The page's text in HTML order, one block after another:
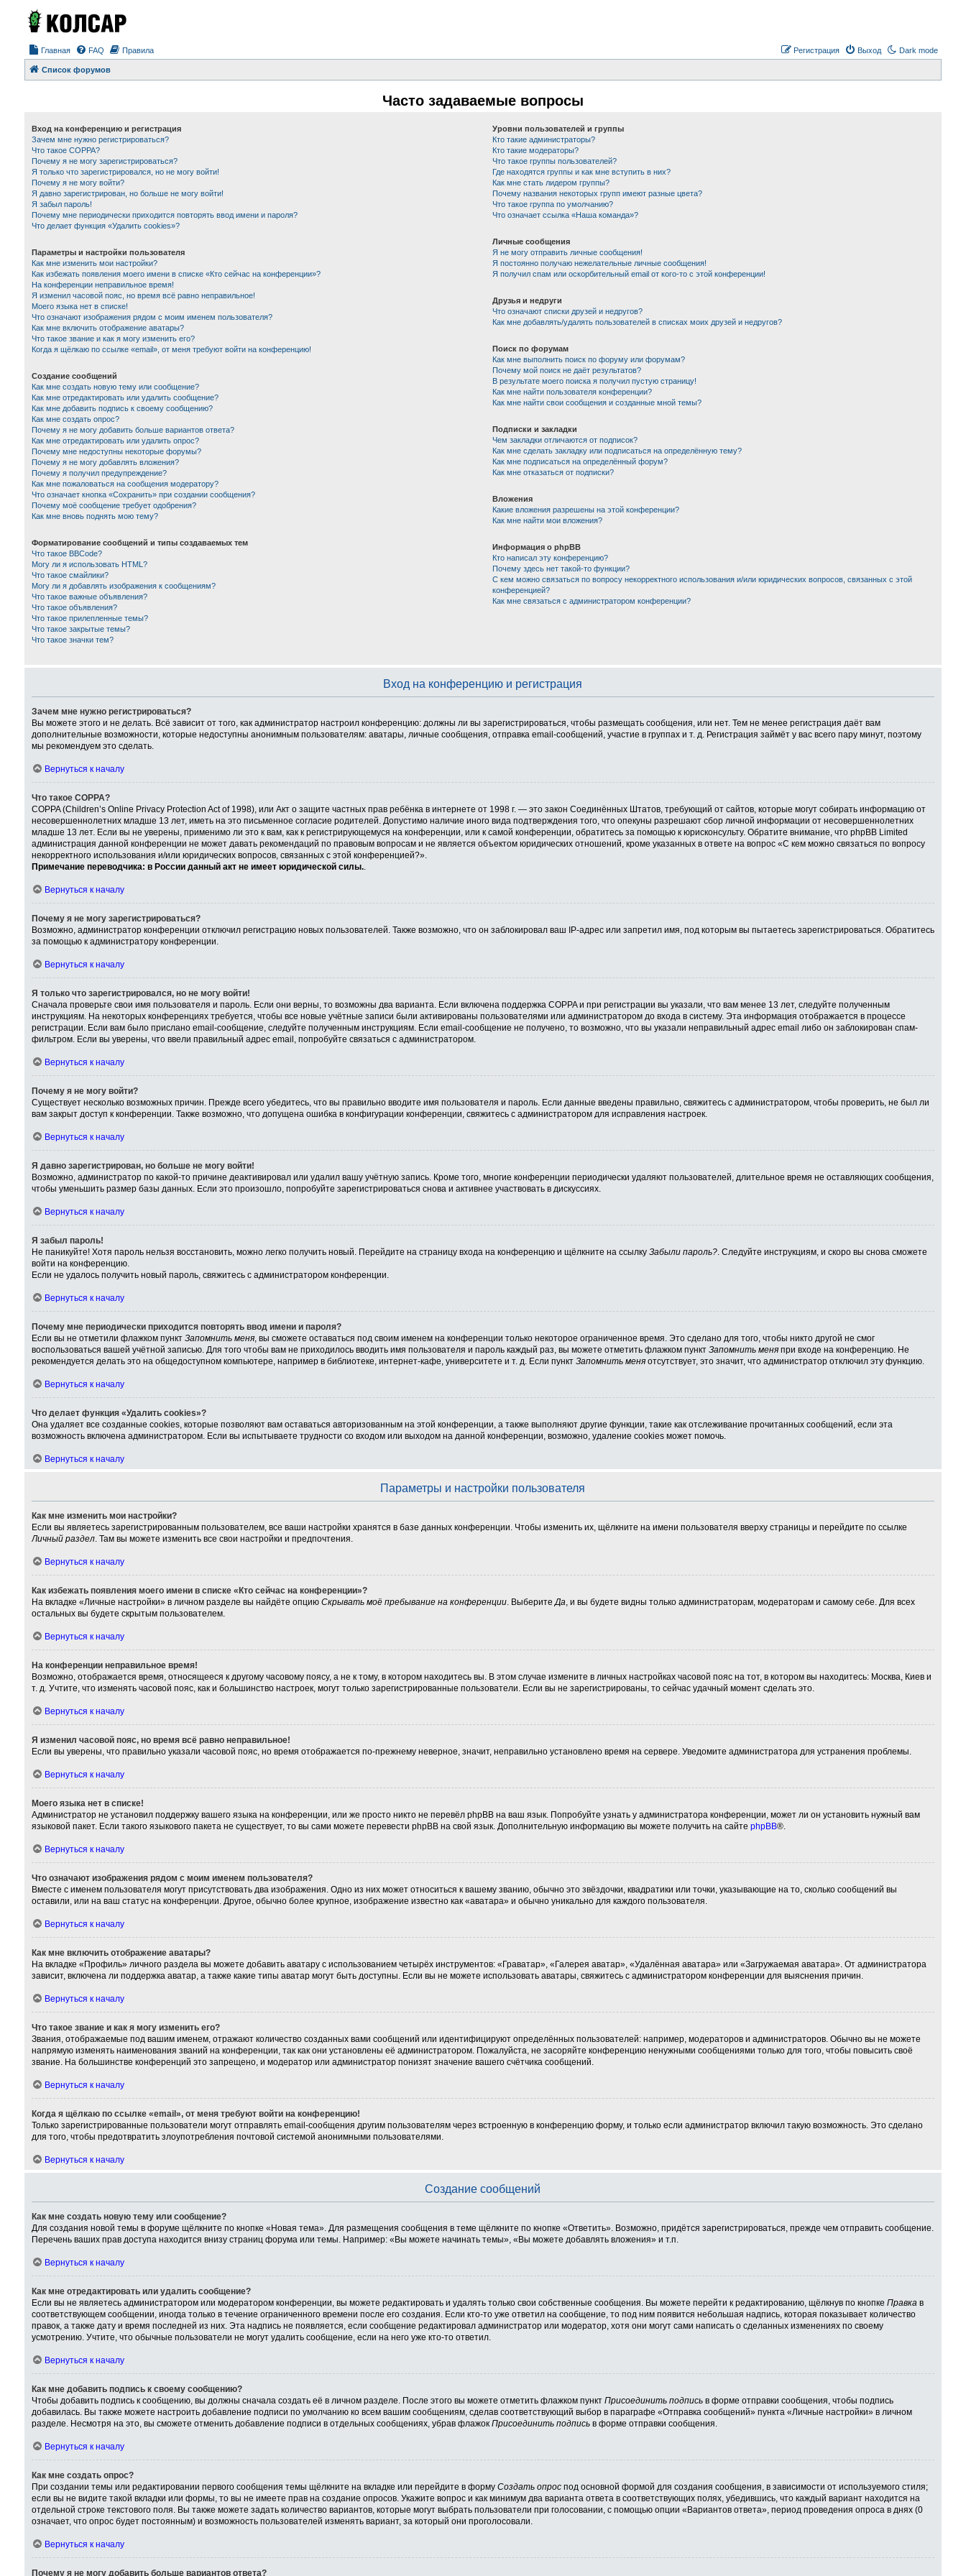
Главная Dark mode
FAQ Правила Выход
Регистрация
Список форумов
Часто задаваемые вопросы
Вход на конференцию и регистрация
Зачем мне нужно регистрироваться?
Что такое COPPA?
Почему я не могу зарегистрироваться?
Я только что зарегистрировался, но не могу войти!
Почему я не могу войти?
Я давно зарегистрирован, но больше не могу войти!
Я забыл пароль!
Почему мне периодически приходится повторять ввод имени и пароля?
Что делает функция «Удалить cookies»?
Параметры и настройки пользователя
Как мне изменить мои настройки?
Как избежать появления моего имени в списке «Кто сейчас на конференции»?
На конференции неправильное время!
Я изменил часовой пояс, но время всё равно неправильное!
Моего языка нет в списке!
Что означают изображения рядом с моим именем пользователя?
Как мне включить отображение аватары?
Что такое звание и как я могу изменить его?
Когда я щёлкаю по ссылке «email», от меня требуют войти на конференцию!
Создание сообщений
Как мне создать новую тему или сообщение?
Как мне отредактировать или удалить сообщение?
Как мне добавить подпись к своему сообщению?
Как мне создать опрос?
Почему я не могу добавить больше вариантов ответа?
Как мне отредактировать или удалить опрос?
Почему мне недоступны некоторые форумы?
Почему я не могу добавлять вложения?
Почему я получил предупреждение?
Как мне пожаловаться на сообщения модератору?
Что означает кнопка «Сохранить» при создании сообщения?
Почему моё сообщение требует одобрения?
Как мне вновь поднять мою тему?
Форматирование сообщений и типы создаваемых тем
Что такое BBCode?
Могу ли я использовать HTML?
Что такое смайлики?
Могу ли я добавлять изображения к сообщениям?
Что такое важные объявления?
Что такое объявления?
Что такое прилепленные темы?
Что такое закрытые темы?
Что такое значки тем?
Уровни пользователей и группы
Кто такие администраторы?
Кто такие модераторы?
Что такое группы пользователей?
Где находятся группы и как мне вступить в них?
Как мне стать лидером группы?
Почему названия некоторых групп имеют разные цвета?
Что такое группа по умолчанию?
Что означает ссылка «Наша команда»?
Личные сообщения
Я не могу отправить личные сообщения!
Я постоянно получаю нежелательные личные сообщения!
Я получил спам или оскорбительный email от кого-то с этой конференции!
Друзья и недруги
Что означают списки друзей и недругов?
Как мне добавлять/удалять пользователей в списках моих друзей и недругов?
Поиск по форумам
Как мне выполнить поиск по форуму или форумам?
Почему мой поиск не даёт результатов?
В результате моего поиска я получил пустую страницу!
Как мне найти пользователя конференции?
Как мне найти свои сообщения и созданные мной темы?
Подписки и закладки
Чем закладки отличаются от подписок?
Как мне сделать закладку или подписаться на определённую тему?
Как мне подписаться на определённый форум?
Как мне отказаться от подписки?
Вложения
Какие вложения разрешены на этой конференции?
Как мне найти мои вложения?
Информация о phpBB
Кто написал эту конференцию?
Почему здесь нет такой-то функции?
С кем можно связаться по вопросу некорректного использования и/или юридических вопросов, связанных с этой
конференцией?
Как мне связаться с администратором конференции?
Вход на конференцию и регистрация
Зачем мне нужно регистрироваться?
Вы можете этого и не делать. Всё зависит от того, как администратор настроил конференцию: должны ли вы зарегистрироваться, чтобы размещать сообщения, или нет. Тем не менее регистрация даёт вам
дополнительные возможности, которые недоступны анонимным пользователям: аватары, личные сообщения, отправка email-сообщений, участие в группах и т. д. Регистрация займёт у вас всего пару минут, поэтому
мы рекомендуем это сделать.
Вернуться к началу
Что такое COPPA?
COPPA (Children’s Online Privacy Protection Act of 1998), или Акт о защите частных прав ребёнка в интернете от 1998 г. — это закон Соединённых Штатов, требующий от сайтов, которые могут собирать информацию от
несовершеннолетних младше 13 лет, иметь на это письменное согласие родителей. Допустимо наличие иного вида подтверждения того, что опекуны разрешают сбор личной информации от несовершеннолетних
младше 13 лет. Если вы не уверены, применимо ли это к вам, как к регистрирующемуся на конференции, или к самой конференции, обратитесь за помощью к юрисконсульту. Обратите внимание, что phpBB Limited
администрация данной конференции не может давать рекомендаций по правовым вопросам и не является объектом юридических отношений, кроме указанных в ответе на вопрос «С кем можно связаться по вопросу
некорректного использования и/или юридических вопросов, связанных с этой конференцией?».
Примечание переводчика: в России данный акт не имеет юридической силы..
Вернуться к началу
Почему я не могу зарегистрироваться?
Возможно, администратор конференции отключил регистрацию новых пользователей. Также возможно, что он заблокировал ваш IP-адрес или запретил имя, под которым вы пытаетесь зарегистрироваться. Обратитесь
за помощью к администратору конференции.
Вернуться к началу
Я только что зарегистрировался, но не могу войти!
Сначала проверьте свои имя пользователя и пароль. Если они верны, то возможны два варианта. Если включена поддержка COPPA и при регистрации вы указали, что вам менее 13 лет, следуйте полученным
инструкциям. На некоторых конференциях требуется, чтобы все новые учётные записи были активированы пользователями или администратором до входа в систему. Эта информация отображается в процессе
регистрации. Если вам было прислано email-сообщение, следуйте полученным инструкциям. Если email-сообщение не получено, то возможно, что вы указали неправильный адрес email либо он заблокирован спам-
фильтром. Если вы уверены, что ввели правильный адрес email, попробуйте связаться с администратором.
Вернуться к началу
Почему я не могу войти?
Существует несколько возможных причин. Прежде всего убедитесь, что вы правильно вводите имя пользователя и пароль. Если данные введены правильно, свяжитесь с администратором, чтобы проверить, не был ли
вам закрыт доступ к конференции. Также возможно, что допущена ошибка в конфигурации конференции, свяжитесь с администратором для исправления настроек.
Вернуться к началу
Я давно зарегистрирован, но больше не могу войти!
Возможно, администратор по какой-то причине деактивировал или удалил вашу учётную запись. Кроме того, многие конференции периодически удаляют пользователей, длительное время не оставляющих сообщения,
чтобы уменьшить размер базы данных. Если это произошло, попробуйте зарегистрироваться снова и активнее участвовать в дискуссиях.
Вернуться к началу
Я забыл пароль!
Не паникуйте! Хотя пароль нельзя восстановить, можно легко получить новый. Перейдите на страницу входа на конференцию и щёлкните на ссылку Забыли пароль?. Следуйте инструкциям, и скоро вы снова сможете
войти на конференцию.
Если не удалось получить новый пароль, свяжитесь с администратором конференции.
Вернуться к началу
Почему мне периодически приходится повторять ввод имени и пароля?
Если вы не отметили флажком пункт Запомнить меня, вы сможете оставаться под своим именем на конференции только некоторое ограниченное время. Это сделано для того, чтобы никто другой не смог
воспользоваться вашей учётной записью. Для того чтобы вам не приходилось вводить имя пользователя и пароль каждый раз, вы можете отметить флажком пункт Запомнить меняпри входе на конференцию. Не
рекомендуется делать это на общедоступном компьютере, например в библиотеке, интернет-кафе, университете и т. д. Если пункт Запомнить меняотсутствует, это значит, что администратор отключил эту функцию.
Вернуться к началу
Что делает функция «Удалить cookies»?
Она удаляет все созданные cookies, которые позволяют вам оставаться авторизованным на этой конференции, а также выполняют другие функции, такие как отслеживание прочитанных сообщений, если эта
возможность включена администратором. Если вы испытываете трудности со входом или выходом на данной конференции, возможно, удаление cookies может помочь.
Вернуться к началу
Параметры и настройки пользователя
Как мне изменить мои настройки?
Если вы являетесь зарегистрированным пользователем, все ваши настройки хранятся в базе данных конференции. Чтобы изменить их, щёлкните на имени пользователя вверху страницы и перейдите по ссылке
Личный раздел. Там вы можете изменить все свои настройки и предпочтения.
Вернуться к началу
Как избежать появления моего имени в списке «Кто сейчас на конференции»?
На вкладке «Личные настройки» в личном разделе вы найдёте опцию Скрывать моё пребывание на конференции. ВыберитеДа, и вы будете видны только администраторам, модераторам и самому себе. Для всех
остальных вы будете скрытым пользователем.
Вернуться к началу
На конференции неправильное время!
Возможно, отображается время, относящееся к другому часовому поясу, а не к тому, в котором находитесь вы. В этом случае измените в личных настройках часовой пояс на тот, в котором вы находитесь: Москва, Киев и
т. д. Учтите, что изменять часовой пояс, как и большинство настроек, могут только зарегистрированные пользователи. Если вы не зарегистрированы, то сейчас удачный момент сделать это.
Вернуться к началу
Я изменил часовой пояс, но время всё равно неправильное!
Если вы уверены, что правильно указали часовой пояс, но время отображается по-прежнему неверное, значит, неправильно установлено время на сервере. Уведомите администратора для устранения проблемы.
Вернуться к началу
Моего языка нет в списке!
Администратор не установил поддержку вашего языка на конференции, или же просто никто не перевёл phpBB на ваш язык. Попробуйте узнать у администратора конференции, может ли он установить нужный вам
языковой пакет. Если такого языкового пакета не существует, то вы сами можете перевести phpBB на свой язык. Дополнительную информацию вы можете получить на сайте phpBB®.
Вернуться к началу
Что означают изображения рядом с моим именем пользователя?
Вместе с именем пользователя могут присутствовать два изображения. Одно из них может относиться к вашему званию, обычно это звёздочки, квадратики или точки, указывающие на то, сколько сообщений вы
оставили, или на ваш статус на конференции. Другое, обычно более крупное, изображение известно как «аватара» и обычно уникально для каждого пользователя.
Вернуться к началу
Как мне включить отображение аватары?
На вкладке «Профиль» личного раздела вы можете добавить аватару с использованием четырёх инструментов: «Граватар», «Галерея аватар», «Удалённая аватара» или «Загружаемая аватара». От администратора
зависит, включена ли поддержка аватар, а также какие типы аватар могут быть доступны. Если вы не можете использовать аватары, свяжитесь с администратором конференции для выяснения причин.
Вернуться к началу
Что такое звание и как я могу изменить его?
Звания, отображаемые под вашим именем, отражают количество созданных вами сообщений или идентифицируют определённых пользователей: например, модераторов и администраторов. Обычно вы не можете
напрямую изменять наименования званий на конференции, так как они установлены её администратором. Пожалуйста, не засоряйте конференцию ненужными сообщениями только для того, чтобы повысить своё
звание. На большинстве конференций это запрещено, и модератор или администратор понизят значение вашего счётчика сообщений.
Вернуться к началу
Когда я щёлкаю по ссылке «email», от меня требуют войти на конференцию!
Только зарегистрированные пользователи могут отправлять email-сообщения другим пользователям через встроенную в конференцию форму, и только если администратор включил такую возможность. Это сделано
для того, чтобы предотвратить злоупотребления почтовой системой анонимными пользователями.
Вернуться к началу
Создание сообщений
Как мне создать новую тему или сообщение?
Для создания новой темы в форуме щёлкните по кнопке «Новая тема». Для размещения сообщения в теме щёлкните по кнопке «Ответить». Возможно, придётся зарегистрироваться, прежде чем отправить сообщение.
Перечень ваших прав доступа находится внизу страниц форума или темы. Например: «Вы можете начинать темы», «Вы можете добавлять вложения» и т.п.
Вернуться к началу
Как мне отредактировать или удалить сообщение?
Если вы не являетесь администратором или модератором конференции, вы можете редактировать и удалять только свои собственные сообщения. Вы можете перейти к редактированию, щёлкнув по кнопке Правкав
соответствующем сообщении, иногда только в течение ограниченного времени после его создания. Если кто-то уже ответил на сообщение, то под ним появится небольшая надпись, которая показывает количество
правок, а также дату и время последней из них. Эта надпись не появляется, если сообщение редактировал администратор или модератор, хотя они могут сами написать о сделанных изменениях по своему
усмотрению. Учтите, что обычные пользователи не могут удалить сообщение, если на него уже кто-то ответил.
Вернуться к началу
Как мне добавить подпись к своему сообщению?
Чтобы добавить подпись к сообщению, вы должны сначала создать её в личном разделе. После этого вы можете отметить флажком пункт Присоединить подписьв форме отправки сообщения, чтобы подпись
добавилась. Вы также можете настроить добавление подписи по умолчанию ко всем вашим сообщениям, сделав соответствующий выбор в параграфе «Отправка сообщений» пункта «Личные настройки» в личном
разделе. Несмотря на это, вы сможете отменить добавление подписи в отдельных сообщениях, убрав флажок Присоединить подписьв форме отправки сообщения.
Вернуться к началу
Как мне создать опрос?
При создании темы или редактировании первого сообщения темы щёлкните на вкладке или перейдите в форму Создать опроспод основной формой для создания сообщения, в зависимости от используемого стиля;
если вы не видите такой вкладки или формы, то вы не имеете прав на создание опросов. Укажите вопрос и как минимум два варианта ответа в соответствующих полях, убедившись, что каждый вариант находится на
отдельной строке текстового поля. Вы также можете задать количество вариантов, которые могут выбрать пользователи при голосовании, с помощью опции «Вариантов ответа», период проведения опроса в днях (0
означает, что опрос будет постоянным) и возможность пользователей изменять вариант, за который они проголосовали.
Вернуться к началу
Почему я не могу добавить больше вариантов ответа?